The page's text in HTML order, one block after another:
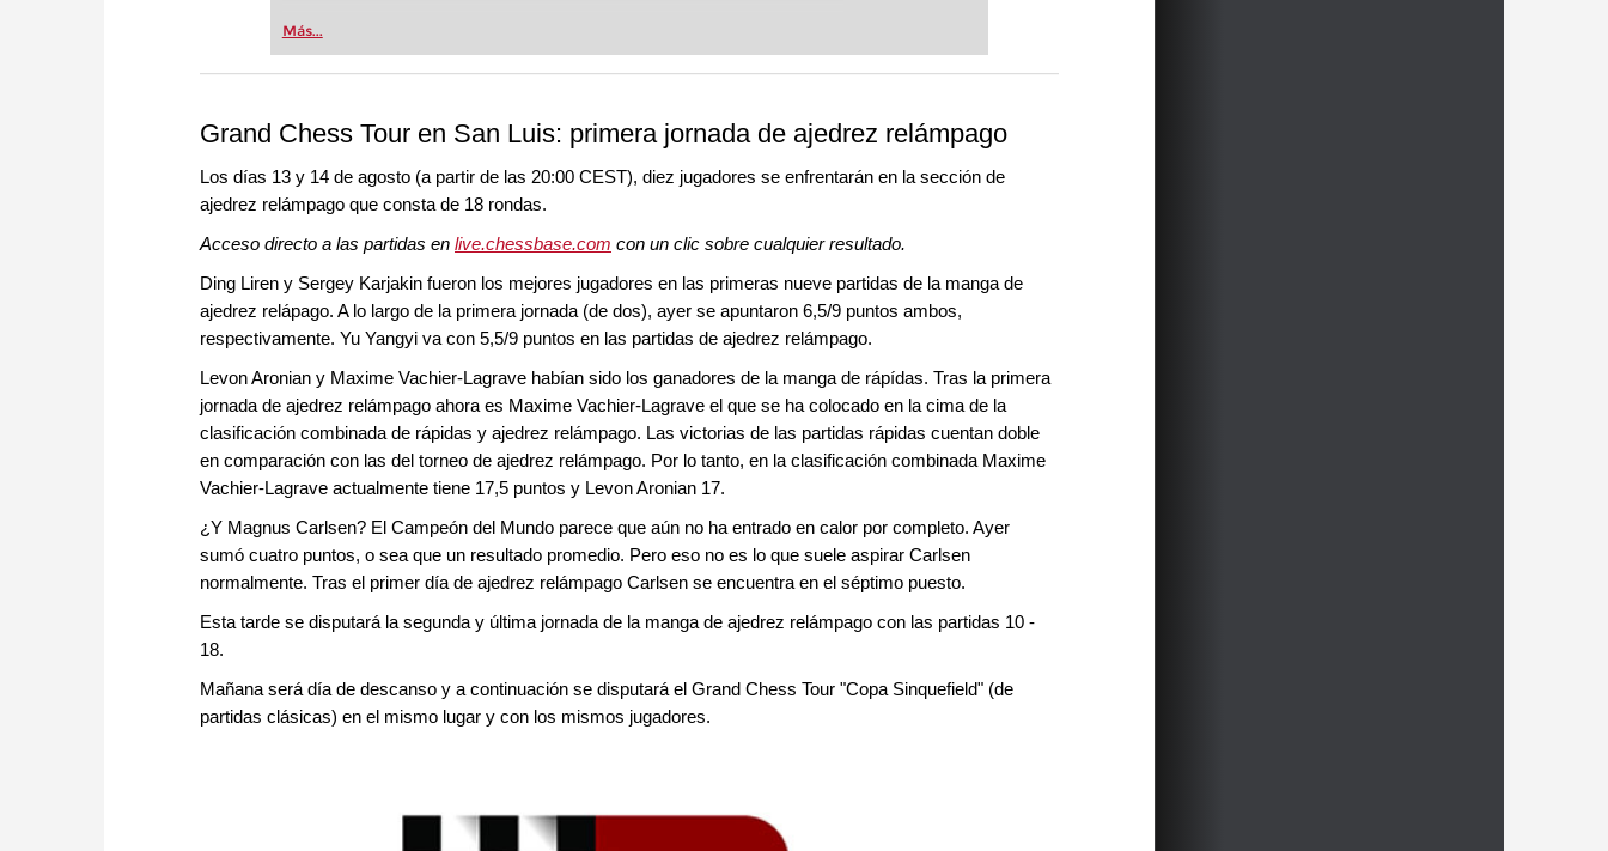
Más...
Grand Chess Tour en San Luis: primera jornada de ajedrez relámpago
Los días 13 y 14 de agosto (a partir de las 20:00 CEST), diez jugadores se enfrentarán en la sección de
ajedrez relámpago que consta de 18 rondas.
Acceso directo a las partidas en live.chessbase.com con un clic sobre cualquier resultado.
Ding Liren y Sergey Karjakin fueron los mejores jugadores en las primeras nueve partidas de la manga de
ajedrez relápago. A lo largo de la primera jornada (de dos), ayer se apuntaron 6,5/9 puntos ambos,
respectivamente. Yu Yangyi va con 5,5/9 puntos en las partidas de ajedrez relámpago.
Levon Aronian y Maxime Vachier-Lagrave habían sido los ganadores de la manga de rápídas. Tras la primera
jornada de ajedrez relámpago ahora es Maxime Vachier-Lagrave el que se ha colocado en la cima de la
clasificación combinada de rápidas y ajedrez relámpago. Las victorias de las partidas rápidas cuentan doble
en comparación con las del torneo de ajedrez relámpago. Por lo tanto, en la clasificación combinada Maxime
Vachier-Lagrave actualmente tiene 17,5 puntos y Levon Aronian 17.
¿Y Magnus Carlsen? El Campeón del Mundo parece que aún no ha entrado en calor por completo. Ayer
sumó cuatro puntos, o sea que un resultado promedio. Pero eso no es lo que suele aspirar Carlsen
normalmente. Tras el primer día de ajedrez relámpago Carlsen se encuentra en el séptimo puesto.
Esta tarde se disputará la segunda y última jornada de la manga de ajedrez relámpago con las partidas 10 -
18.
Mañana será día de descanso y a continuación se disputará el Grand Chess Tour "Copa Sinquefield" (de
partidas clásicas) en el mismo lugar y con los mismos jugadores.